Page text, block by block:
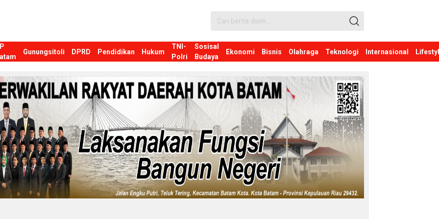
Gunungsitoli DPRD Pendidikan Hukum
TNI-
Polri
Sosisal
Budaya
Ekonomi Bisnis Olahraga Teknologi Internasional